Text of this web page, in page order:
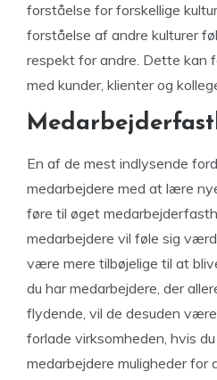
forståelse for forskellige
forståelse af andre kulturer
respekt for andre. Dette kan
med kunder, klienter og
En af de mest indlysende
medarbejdere med at lære
føre til øget
medarbejdere vil føle sig
være mere tilbøjelige til at
du har medarbejdere, der
flydende, vil de desuden
forlade virksomheden, hvis
medarbejdere muligheder for